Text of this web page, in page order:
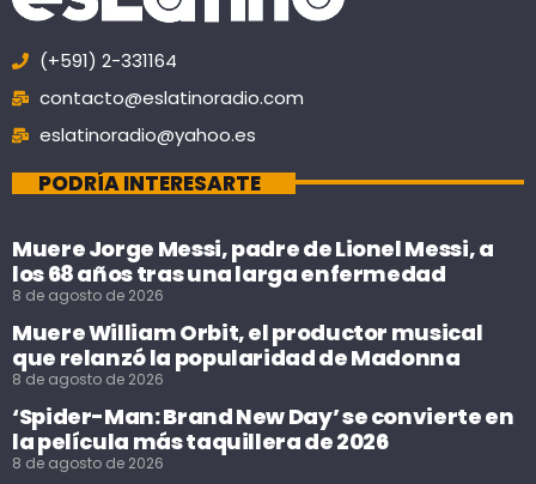
(+591) 2-331164
contacto@eslatinoradio.com
eslatinoradio@yahoo.es
PODRÍA INTERESARTE
Muere Jorge Messi, padre de Lionel Messi, a
los 68 años tras una larga enfermedad
8 de agosto de 2026
Muere William Orbit, el productor musical
que relanzó la popularidad de Madonna
8 de agosto de 2026
‘Spider-Man: Brand New Day’ se convierte en
la película más taquillera de 2026
8 de agosto de 2026